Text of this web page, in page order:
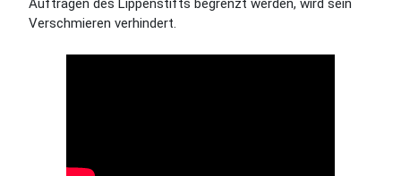
Auftragen des Lippenstifts begrenzt werden, wird sein
Verschmieren verhindert.